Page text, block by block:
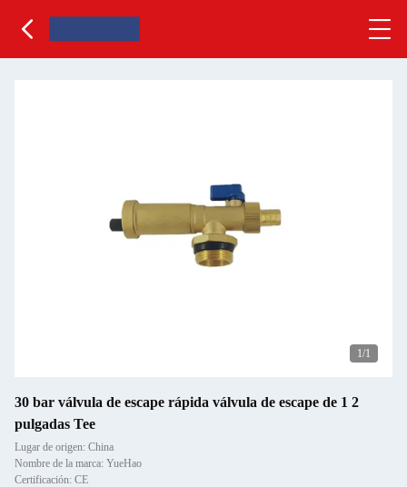
1/1
30 bar válvula de escape rápida válvula de escape de 1 2
pulgadas Tee
Lugar de origen: China
Nombre de la marca: YueHao
Certificación: CE